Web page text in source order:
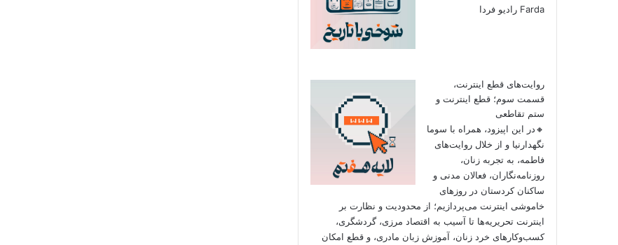
Farda رادیو فردا
روایت‌های قطع اینترنت،
قسمت سوم؛ قطع اینترنت و
ستم تقاطعی
🔸در این اپیزود، همراه با سوما
نگهدارنیا و از خلال روایت‌های
فاطمه، به تجربه زنان،
روزنامه‌نگاران، فعالان مدنی و
ساکنان کردستان در روزهای
خاموشی اینترنت می‌پردازیم؛ از محدودیت و نظارت بر
اینترنت تحریریه‌ها تا آسیب به اقتصاد مرزی، گردشگری،
کسب‌وکارهای خرد زنان، آموزش زبان مادری، و قطع امکان